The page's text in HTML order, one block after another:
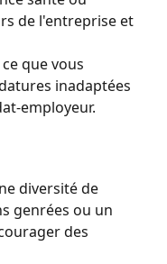
de l'entreprise et
que vous
inadaptées
employeur.
diversité de
genrées ou un
des